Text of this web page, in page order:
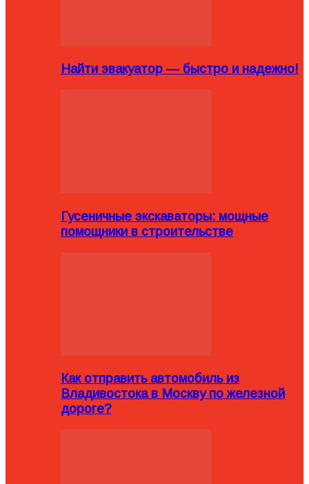
Найти эвакуатор — быстро и надежно!
Гусеничные экскаваторы: мощные
помощники в строительстве
Как отправить автомобиль из
Владивостока в Москву по железной
дороге?